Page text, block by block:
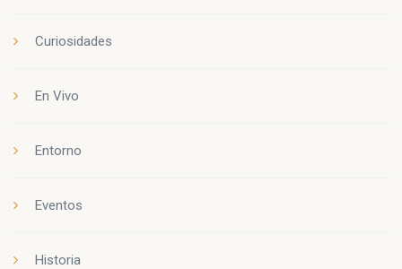
Curiosidades
En Vivo
Entorno
Eventos
Historia